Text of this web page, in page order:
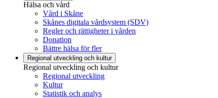
Hälsa och vård
Vård i Skåne
Skånes digitala vårdsystem (SDV)
Regler och rättigheter i vården
Donation
Bättre hälsa för fler
Regional utveckling och kultur
Regional utveckling och kultur
Regional utveckling
Kultur
Statistik och analys